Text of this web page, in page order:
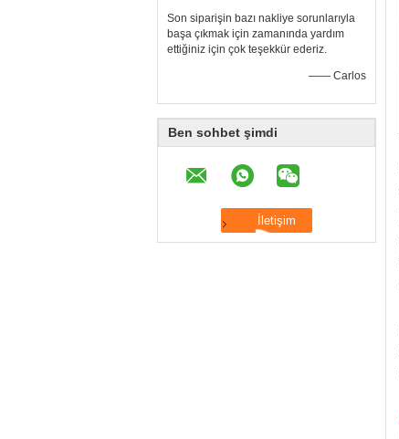
Son siparişin bazı nakliye sorunlarıyla
başa çıkmak için zamanında yardım
ettiğiniz için çok teşekkür ederiz.
—— Carlos
Ben sohbet şimdi